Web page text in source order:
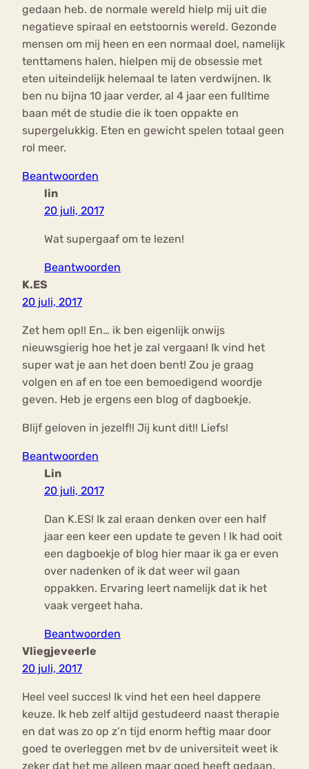
gedaan heb. de normale wereld hielp mij uit die
negatieve spiraal en eetstoornis wereld. Gezonde
mensen om mij heen en een normaal doel, namelijk
tenttamens halen, hielpen mij de obsessie met
eten uiteindelijk helemaal te laten verdwijnen. Ik
ben nu bijna 10 jaar verder, al 4 jaar een fulltime
baan mét de studie die ik toen oppakte en
supergelukkig. Eten en gewicht spelen totaal geen
rol meer.
Beantwoorden
lin
20 juli, 2017
Wat supergaaf om te lezen!
Beantwoorden
K.ES
20 juli, 2017
Zet hem op!! En… ik ben eigenlijk onwijs
nieuwsgierig hoe het je zal vergaan! Ik vind het
super wat je aan het doen bent! Zou je graag
volgen en af en toe een bemoedigend woordje
geven. Heb je ergens een blog of dagboekje.
Blijf geloven in jezelf!! Jij kunt dit!! Liefs!
Beantwoorden
Lin
20 juli, 2017
Dan K.ES! Ik zal eraan denken over een half
jaar een keer een update te geven ! Ik had ooit
een dagboekje of blog hier maar ik ga er even
over nadenken of ik dat weer wil gaan
oppakken. Ervaring leert namelijk dat ik het
vaak vergeet haha.
Beantwoorden
Vliegjeveerle
20 juli, 2017
Heel veel succes! Ik vind het een heel dappere
keuze. Ik heb zelf altijd gestudeerd naast therapie
en dat was zo op z’n tijd enorm heftig maar door
goed te overleggen met bv de universiteit weet ik
zeker dat het me alleen maar goed heeft gedaan.